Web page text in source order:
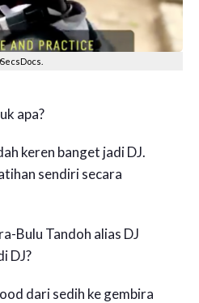
apa?
keren banget jadi DJ.
sendiri secara
Bulu Tandoh alias DJ
DJ?
dari sedih ke gembira